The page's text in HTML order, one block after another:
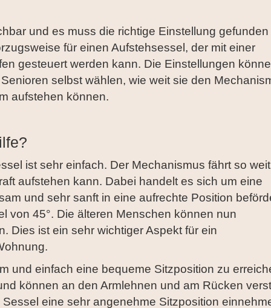
und es muss die richtige Einstellung gefunden
für einen Aufstehsessel, der mit einer
gesteuert werden kann. Die Einstellungen
selbst wählen, wie weit sie den
aufstehen können.
ist sehr einfach. Der Mechanismus fährt so weit
aufstehen kann. Dabei handelt es sich um eine
und sehr sanft in eine aufrechte Position
von 45°. Die älteren Menschen können nun
Dies ist ein sehr wichtiger Aspekt für ein
und einfach eine bequeme Sitzposition zu
können an den Armlehnen und am Rücken
eine sehr angenehme Sitzposition